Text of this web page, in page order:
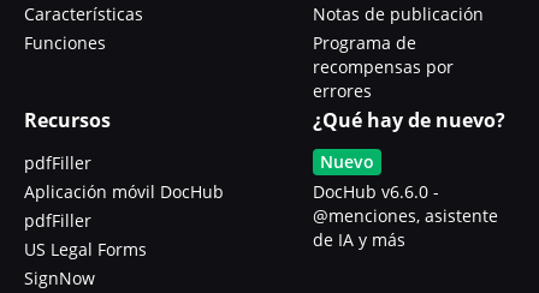
Características
Funciones
Notas de publicación
Programa de
recompensas por
errores
Recursos
pdfFiller
Aplicación móvil DocHub
pdfFiller
US Legal Forms
SignNow
¿Qué hay de nuevo?
Nuevo
DocHub v6.6.0 -
@menciones, asistente
de IA y más